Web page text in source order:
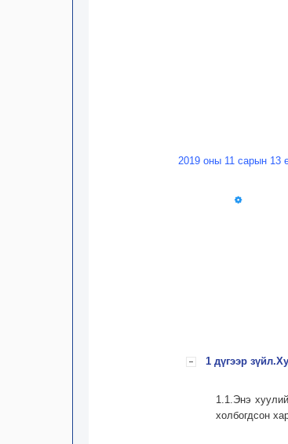
2019 оны 11 сарын 13
1 дүгээр
1.1.Энэ
холбогдсон